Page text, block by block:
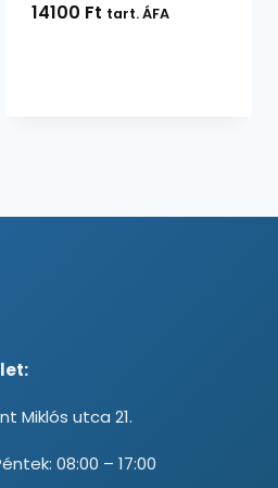
14100 Ft tart. ÁFA
Miklós utca 21.
08:00 – 17:00